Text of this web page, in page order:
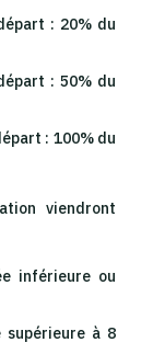
: 20% du
: 50% du
: 100% du
viendront
inférieure ou
supérieure à 8